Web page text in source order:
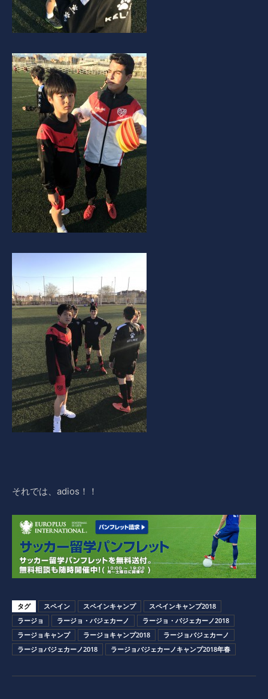
それでは、adios！！
タグ スペイン スペインキャンプ
スペインキャンプ2018
ラージョ
ラージョ・バジェカーノ
ラージョ・バジェカーノ2018
ラージョキャンプ
ラージョキャンプ2018
ラージョバジェカーノ
ラージョバジェカーノ2018
ラージョバジェカーノキャンプ2018年春